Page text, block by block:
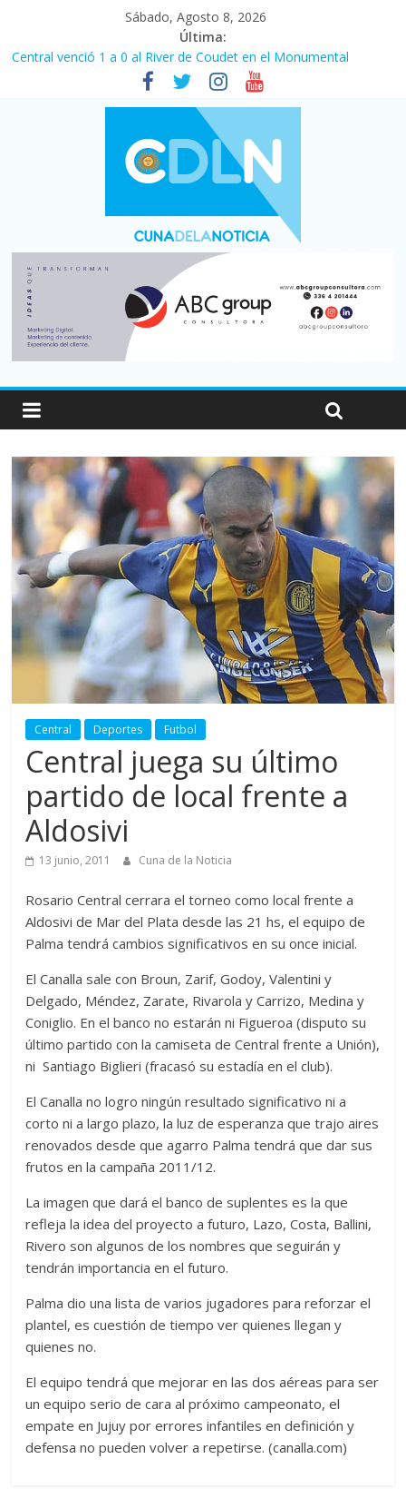
Sábado, Agosto 8, 2026
Última:
Central venció 1 a 0 al River de Coudet en el Monumental
La morosidad alcanzó su nivel más alto en dos décadas y ya
afecta a 400 mil deudores en Santa Fe
Desde que asumió Milei cerraron 41.000 kioscos: el sector
denuncia crisis como en 2001
Vacaciones de invierno con más movimiento y consumo
turístico: 4,6 millones de personas viajaron por el país, un 5,9%
Fuerte caída de la venta de autos usados en julio: bajó un 12,6%
Central Deportes Futbol
Central juega su último
partido de local frente a
Aldosivi
13 junio, 2011 Cuna de la Noticia
Rosario Central cerrara el torneo como local frente a
Aldosivi de Mar del Plata desde las 21 hs, el equipo de
Palma tendrá cambios significativos en su once inicial.
El Canalla sale con Broun, Zarif, Godoy, Valentini y
Delgado, Méndez, Zarate, Rivarola y Carrizo, Medina y
Coniglio. En el banco no estarán ni Figueroa (disputo su
último partido con la camiseta de Central frente a Unión),
ni Santiago Biglieri (fracasó su estadía en el club).
El Canalla no logro ningún resultado significativo ni a
corto ni a largo plazo, la luz de esperanza que trajo aires
renovados desde que agarro Palma tendrá que dar sus
frutos en la campaña 2011/12.
La imagen que dará el banco de suplentes es la que
refleja la idea del proyecto a futuro, Lazo, Costa, Ballini,
Rivero son algunos de los nombres que seguirán y
tendrán importancia en el futuro.
Palma dio una lista de varios jugadores para reforzar el
plantel, es cuestión de tiempo ver quienes llegan y
quienes no.
El equipo tendrá que mejorar en las dos aéreas para ser
un equipo serio de cara al próximo campeonato, el
empate en Jujuy por errores infantiles en definición y
defensa no pueden volver a repetirse. (canalla.com)